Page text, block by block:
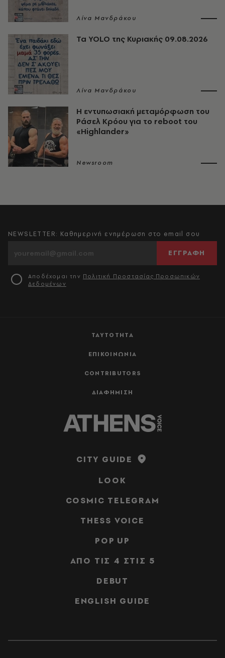
Λίνα Μανδράκου
Τα YOLO της Κυριακής 09.08.2026
Λίνα Μανδράκου
Η εντυπωσιακή μεταμόρφωση του
Ράσελ Κρόου για το reboot του
«Highlander»
Newsroom
ΤΑΥΤΟΤΗΤΑ
ΕΠΙΚΟΙΝΩΝΙΑ
CONTRIBUTORS
ΔΙΑΦΗΜΙΣΗ
NEWSLETTER: Καθημερινή ενημέρωση στο email σου
ΕΓΓΡΑΦΗ
Αποδέχομαι την Πολιτική Προστασίας Προσωπικών
Δεδομένων
CITY GUIDE
LOOK
COSMIC TELEGRAM
THESS VOICE
POP UP
ΑΠΟ ΤΙΣ 4 ΣΤΙΣ 5
DEBUT
ENGLISH GUIDE